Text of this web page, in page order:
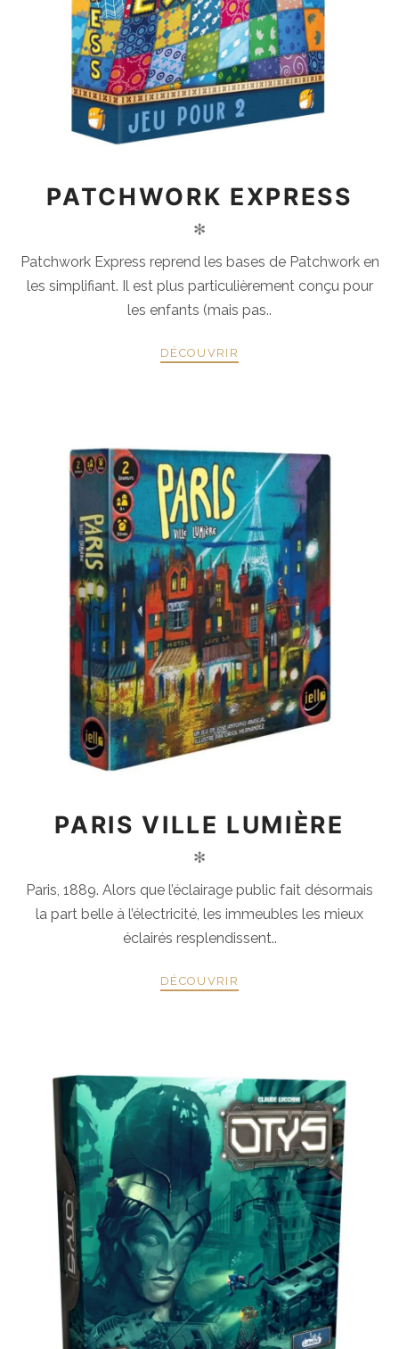
PATCHWORK EXPRESS
✻
Patchwork Express reprend les bases de Patchwork en
les simplifiant. Il est plus particulièrement conçu pour
les enfants (mais pas..
DÉCOUVRIR
PARIS VILLE LUMIÈRE
✻
Paris, 1889. Alors que l’éclairage public fait désormais
la part belle à l’électricité, les immeubles les mieux
éclairés resplendissent..
DÉCOUVRIR